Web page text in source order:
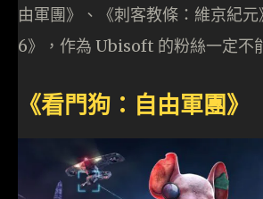
由軍團》、《刺客教條：維京紀
6》，作為 Ubisoft 的粉絲一定不
《看門狗：自由軍團》